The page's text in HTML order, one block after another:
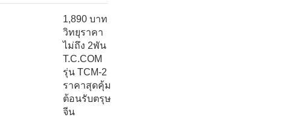
1,890 บาท
วิทยุราคา
ไม่ถึง 2พัน
T.C.COM
รุ่น TCM-2
ราคาสุดคุ้ม
ต้อนรับตรุษ
จีน